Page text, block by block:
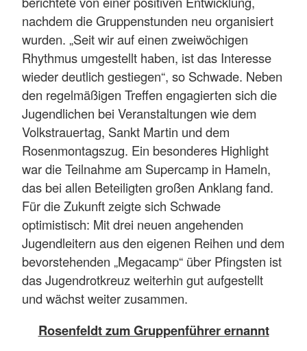
nachdem die Gruppenstunden neu organisiert
wurden. „Seit wir auf einen zweiwöchigen
Rhythmus umgestellt haben, ist das Interesse
wieder deutlich gestiegen“, so Schwade. Neben
den regelmäßigen Treffen engagierten sich die
Jugendlichen bei Veranstaltungen wie dem
Volkstrauertag, Sankt Martin und dem
Rosenmontagszug. Ein besonderes Highlight
war die Teilnahme am Supercamp in Hameln,
das bei allen Beteiligten großen Anklang fand.
Für die Zukunft zeigte sich Schwade
optimistisch: Mit drei neuen angehenden
Jugendleitern aus den eigenen Reihen und dem
bevorstehenden „Megacamp“ über Pfingsten ist
das Jugendrotkreuz weiterhin gut aufgestellt
und wächst weiter zusammen.
Rosenfeldt zum Gruppenführer ernannt